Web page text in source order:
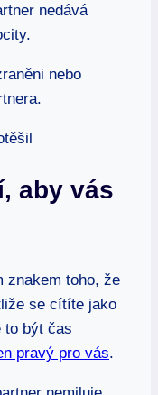
nedává
nebo
aby vás
znakem toho, že
se cítíte jako
to být čas
pravý pro vás.